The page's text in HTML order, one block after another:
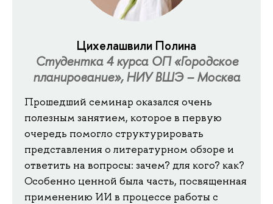
Цихелашвили Полина
Студентка 4 курса ОП «Городское
планирование», НИУ ВШЭ – Москва
Прошедший семинар оказался очень
полезным занятием, которое в первую
очередь помогло структурировать
представления о литературном обзоре и
ответить на вопросы: зачем? для кого? как?
Особенно ценной была часть, посвященная
применению ИИ в процессе работы с